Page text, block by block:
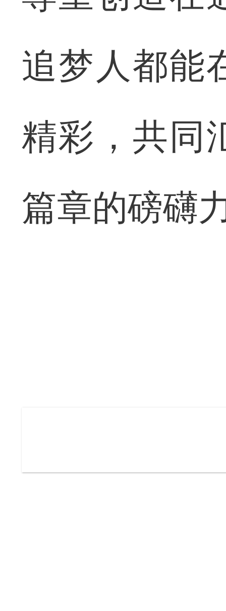
追梦人都能
精彩，共同
篇章的磅礴